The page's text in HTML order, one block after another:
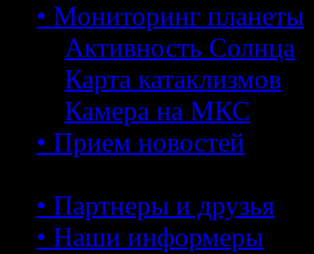
• Мониторинг планеты
Активность Солнца
Карта катаклизмов
Камера на МКС
• Прием новостей
• Партнеры и друзья
• Наши информеры